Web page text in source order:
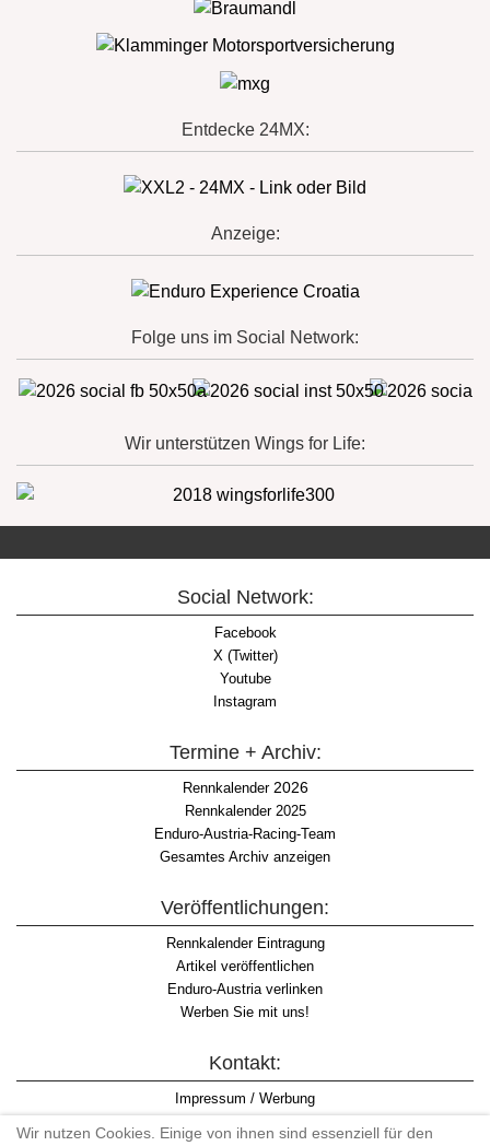
Entdecke 24MX:
Anzeige:
Folge uns im Social Network:
Wir unterstützen Wings for Life:
Social Network:
Facebook
X (Twitter)
Youtube
Instagram
Termine + Archiv:
Rennkalender2026
Rennkalender 2025
Enduro-Austria-Racing-Team
Gesamtes Archiv anzeigen
Veröffentlichungen:
Rennkalender Eintragung
Artikel veröffentlichen
Enduro-Austria verlinken
Werben Sie mit uns!
Kontakt:
Impressum / Werbung
Datenschutzinformation
Wir nutzen Cookies. Einige von ihnen sind essenziell für den